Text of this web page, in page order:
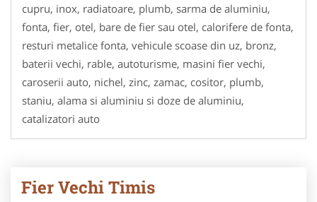
cupru, inox, radiatoare, plumb, sarma de aluminiu,
fonta, fier, otel, bare de fier sau otel, calorifere de fonta,
resturi metalice fonta, vehicule scoase din uz, bronz,
baterii vechi, rable, autoturisme, masini fier vechi,
caroserii auto, nichel, zinc, zamac, cositor, plumb,
staniu, alama si aluminiu si doze de aluminiu,
catalizatori auto
Fier Vechi Timis